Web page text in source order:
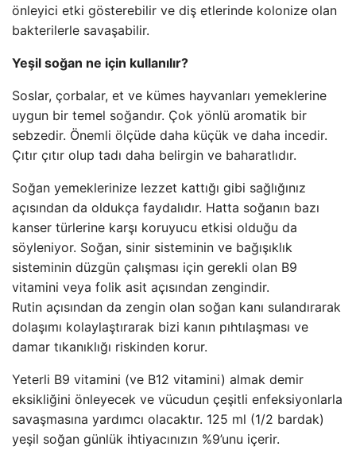
önleyici etki gösterebilir ve diş etlerinde kolonize olan
bakterilerle savaşabilir.
Yeşil soğan ne için kullanılır?
Soslar, çorbalar, et ve kümes hayvanları yemeklerine
uygun bir temel soğandır. Çok yönlü aromatik bir
sebzedir. Önemli ölçüde daha küçük ve daha incedir.
Çıtır çıtır olup tadı daha belirgin ve baharatlıdır.
Soğan yemeklerinize lezzet kattığı gibi sağlığınız
açısından da oldukça faydalıdır. Hatta soğanın bazı
kanser türlerine karşı koruyucu etkisi olduğu da
söyleniyor. Soğan, sinir sisteminin ve bağışıklık
sisteminin düzgün çalışması için gerekli olan B9
vitamini veya folik asit açısından zengindir.
Rutin açısından da zengin olan soğan kanı sulandırarak
dolaşımı kolaylaştırarak bizi kanın pıhtılaşması ve
damar tıkanıklığı riskinden korur.
Yeterli B9 vitamini (ve B12 vitamini) almak demir
eksikliğini önleyecek ve vücudun çeşitli enfeksiyonlarla
savaşmasına yardımcı olacaktır. 125 ml (1/2 bardak)
yeşil soğan günlük ihtiyacınızın %9’unu içerir.